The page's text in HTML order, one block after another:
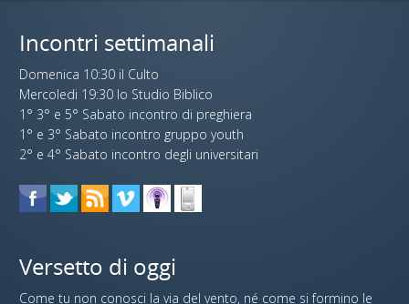
Incontri settimanali
Domenica 10:30 il Culto
Mercoledi 19:30 lo Studio Biblico
1° 3° e 5° Sabato incontro di preghiera
1° e 3° Sabato incontro gruppo youth
2° e 4° Sabato incontro degli universitari
Versetto di oggi
Come tu non conosci la via del vento, né come si formino le